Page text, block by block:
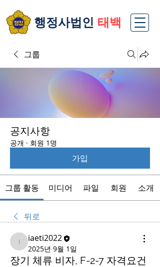
​행정사법인 태백
그룹
공지사항
공개 · 회원 1명
가입
그룹 활동 미디어 파일 회원 소개
뒤로
iaeti2022
iaeti2022
2025년 9월 1일
장기 체류 비자, F-2-7 자격요건